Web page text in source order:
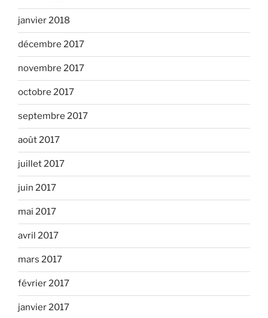
janvier 2018
décembre 2017
novembre 2017
octobre 2017
septembre 2017
août 2017
juillet 2017
juin 2017
mai 2017
avril 2017
mars 2017
février 2017
janvier 2017